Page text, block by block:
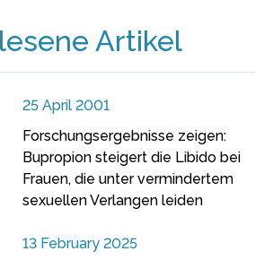
Artikel
25 April 2001
Forschungsergebnisse zeigen:
Bupropion steigert die Libido bei
Frauen, die unter vermindertem
sexuellen Verlangen leiden
13 February 2025